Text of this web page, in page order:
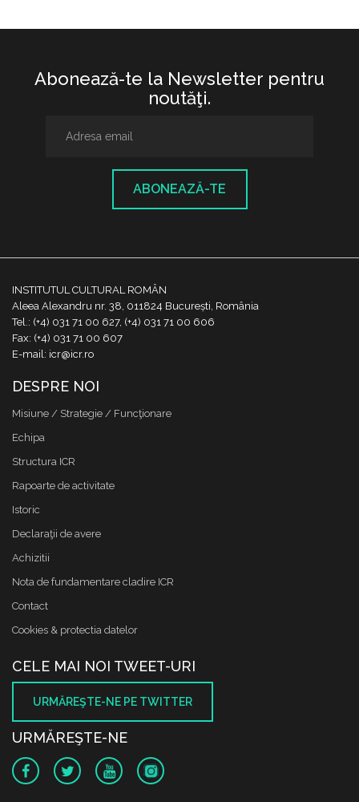
Abonează-te la Newsletter pentru
noutăţi.
ABONEAZĂ-TE
INSTITUTUL CULTURAL ROMÂN
Aleea Alexandru nr. 38, 011824 București, România
Tel.: (+4) 031 71 00 627, (+4) 031 71 00 606
Fax: (+4) 031 71 00 607
E-mail: icr@icr.ro
DESPRE NOI
Misiune / Strategie / Funcţionare
Echipa
Structura ICR
Rapoarte de activitate
Istoric
Declaraţii de avere
Achizitii
Nota de fundamentare cladire ICR
Contact
Cookies & protectia datelor
CELE MAI NOI TWEET-URI
URMĂREŞTE-NE PE TWITTER
URMĂREŞTE-NE